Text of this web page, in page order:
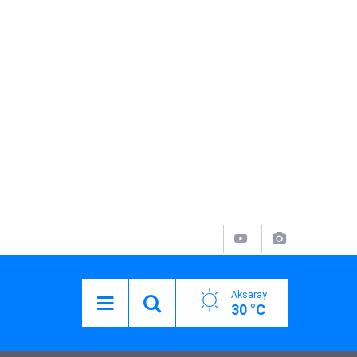
Aksaray
30 °C